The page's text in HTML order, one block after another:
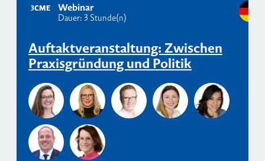
3CME Webinar
Dauer: 3 Stunde(n)
Auftaktveranstaltung: Zwischen
Praxisgründung und Politik